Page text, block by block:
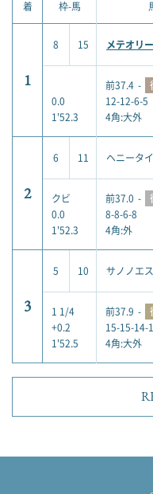
着 枠-馬
1
8 15 メテオリ
0.0
1'52.3
前37.4 -
12-12-6-5
4角:大外
2
6 11 ヘニータ
クビ
0.0
1'52.3
前37.0 -
8-8-6-8
4角:外
3
5 10 サノノエ
1 1/4
+0.2
1'52.5
前37.9 -
15-15-14-
4角:大外